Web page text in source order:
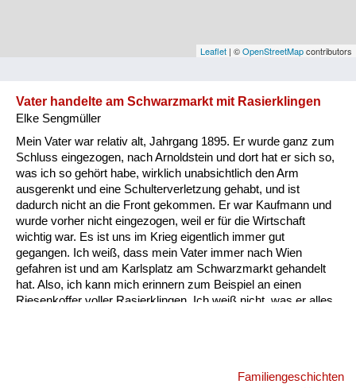
Vorarlberg
Besatzungsmächte
Frauen, Mütter, Kinder
Versorgung
Heimkehrer
Fluchtgeschichten
Leaflet | ©OpenStreetMapcontributors
Vater handelte am Schwarzmarkt mit Rasierklingen
Elke Sengmüller
Mein Vater war relativ alt, Jahrgang 1895. Er wurde ganz zum
Schluss eingezogen, nach Arnoldstein und dort hat er sich so,
was ich so gehört habe, wirklich unabsichtlich den Arm
ausgerenkt und eine Schulterverletzung gehabt, und ist
dadurch nicht an die Front gekommen. Er war Kaufmann und
wurde vorher nicht eingezogen, weil er für die Wirtschaft
wichtig war. Es ist uns im Krieg eigentlich immer gut
gegangen. Ich weiß, dass mein Vater immer nach Wien
gefahren ist und am Karlsplatz am Schwarzmarkt gehandelt
hat. Also, ich kann mich erinnern zum Beispiel an einen
Riesenkoffer voller Rasierklingen. Ich weiß nicht, was er alles
Familiengeschichten